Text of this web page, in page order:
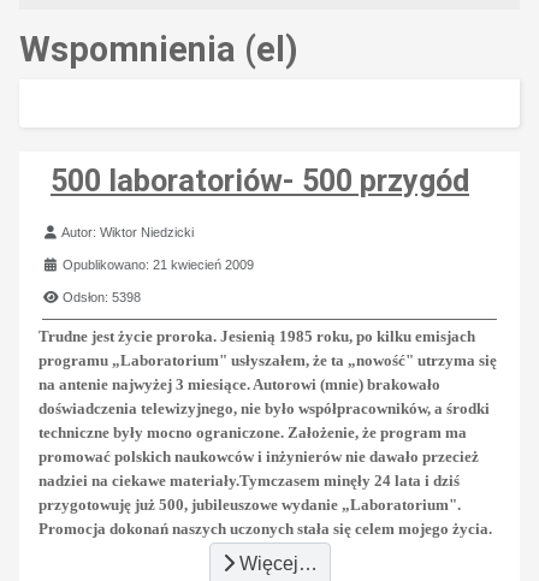
Wspomnienia (el)
500 laboratoriów- 500 przygód
Szczegóły
Autor:Wiktor Niedzicki
Opublikowano: 21 kwiecień 2009
Odsłon: 5398
Trudne jest życie proroka. Jesienią 1985 roku, po kilku emisjach
programu „Laboratorium" usłyszałem, że ta „nowość" utrzyma się
na antenie najwyżej 3 miesiące. Autorowi (mnie) brakowało
doświadczenia telewizyjnego, nie było współpracowników, a środki
techniczne były mocno ograniczone. Założenie, że program ma
promować polskich naukowców i inżynierów nie dawało przecież
nadziei na ciekawe materiały.Tymczasem minęły 24 lata i dziś
przygotowuję już 500, jubileuszowe wydanie „Laboratorium".
Promocja dokonań naszych uczonych stała się celem mojego życia.
Więcej…